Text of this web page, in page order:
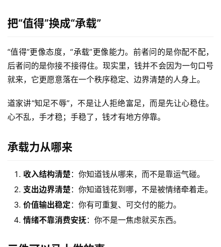
把“值得”换成“承载”
“值得”更像态度，“承载”更像能力。前者问的是你配不配，
后者问的是你接不接得住。现实里，钱并不会因为一句口号
就来，它更愿意落在一个秩序稳定、边界清楚的人身上。
道家讲“知足不辱”，不是让人拒绝富足，而是先让心稳住。
心不乱，手才稳；手稳了，钱才有地方停靠。
承载力从哪来
收入结构清楚：你知道钱从哪来，而不是靠运气碰。
支出边界清楚：你知道钱花到哪，不是被情绪牵着走。
价值输出稳定 ：你有可重复、可交付的能力。
情绪不靠消费安抚：你不是一焦虑就买东西。